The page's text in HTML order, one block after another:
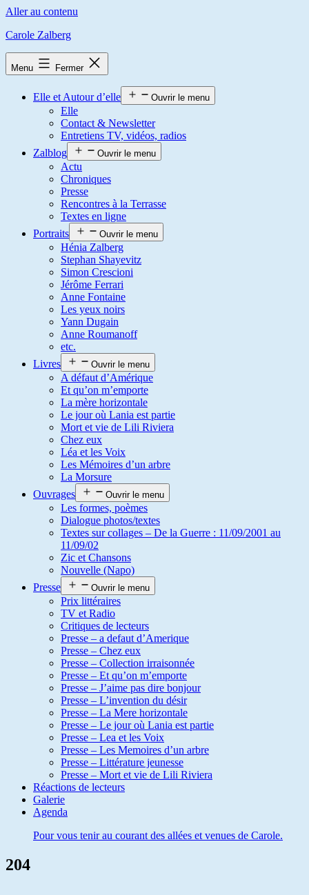
Aller au contenu
Carole Zalberg
Menu Fermer
Elle et Autour d’elle Ouvrir le menu
Elle
Contact & Newsletter
Entretiens TV, vidéos, radios
Zalblog
Ouvrir le menu
Actu
Chroniques
Presse
Rencontres à la Terrasse
Textes en ligne
Portraits
Ouvrir le menu
Hénia Zalberg
Stephan Shayevitz
Simon Crescioni
Jérôme Ferrari
Anne Fontaine
Les yeux noirs
Yann Dugain
Anne Roumanoff
etc.
Livres
Ouvrir le menu
A défaut d’Amérique
Et qu’on m’emporte
La mère horizontale
Le jour où Lania est partie
Mort et vie de Lili Riviera
Chez eux
Léa et les Voix
Les Mémoires d’un arbre
La Morsure
Ouvrages
Ouvrir le menu
Les formes, poèmes
Dialogue photos/textes
Textes sur collages – De la Guerre : 11/09/2001 au
11/09/02
Zic et Chansons
Nouvelle (Napo)
Presse
Ouvrir le menu
Prix littéraires
TV et Radio
Critiques de lecteurs
Presse – a defaut d’Amerique
Presse – Chez eux
Presse – Collection irraisonnée
Presse – Et qu’on m’emporte
Presse – J’aime pas dire bonjour
Presse – L’invention du désir
Presse – La Mere horizontale
Presse – Le jour où Lania est partie
Presse – Lea et les Voix
Presse – Les Memoires d’un arbre
Presse – Littérature jeunesse
Presse – Mort et vie de Lili Riviera
Réactions de lecteurs
Galerie
Agenda
Pour vous tenir au courant des allées et venues de Carole.
204